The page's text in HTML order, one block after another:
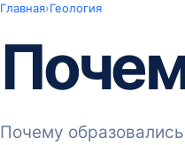
Главная›Геология
Почему